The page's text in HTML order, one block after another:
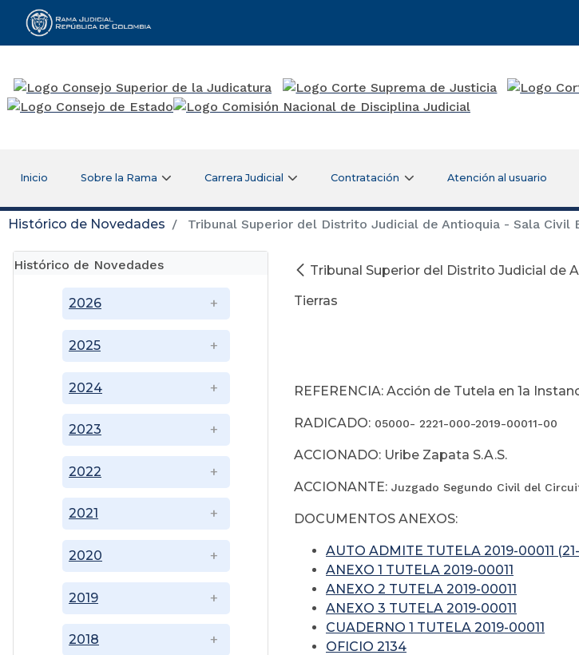
Rama Judicial
Inicio Sobre la Rama Carrera Judicial Contratación Atención al usuario
Histórico de Novedades Tribunal Superior del Distrito Judicial de Antioquia - Sala Civil
Histórico de Novedades
2018
2019
2020
2021
2022
2023
2024
2025
2026
Tribunal Superior del Distrito Judicial de
Tierras
REFERENCIA: Acción de Tutela en 1a
RADICADO: 05000- 2221-000-2019-00011-00
ACCIONADO: Uribe Zapata S.A.S.
ACCIONANTE: Juzgado Segundo Civil del
DOCUMENTOS ANEXOS:
AUTO ADMITE TUTELA 2019-00011
ANEXO 1 TUTELA 2019-00011
ANEXO 2 TUTELA 2019-00011
ANEXO 3 TUTELA 2019-00011
CUADERNO 1 TUTELA 2019-00011
OFICIO 2134